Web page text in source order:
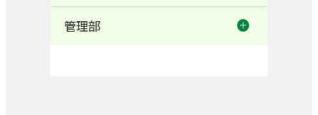
リハビリテーション室
訪問看護室
管理部